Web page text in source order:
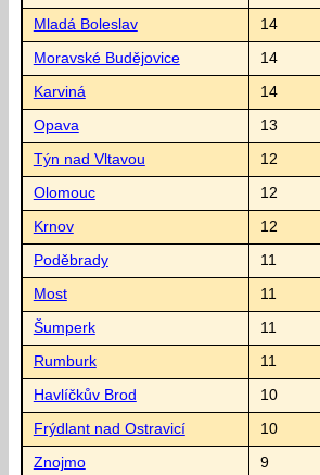
Mladá Boleslav 14
Moravské Budějovice 14
Karviná 14
Opava 13
Týn nad Vltavou 12
Olomouc 12
Krnov 12
Poděbrady 11
Most 11
Šumperk 11
Rumburk 11
Havlíčkův Brod 10
Frýdlant nad Ostravicí 10
Znojmo 9